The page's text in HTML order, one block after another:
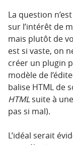
La question
sur l’intérêt de
mais plutôt de
est si vaste, on
créer un plugin
modèle de
balise HTML de
HTML suite à
pas si mal).
L’idéal serait